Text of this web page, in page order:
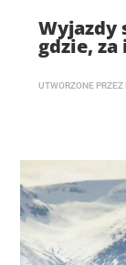
Wyjazdy
gdzie,
UTWORZONE PRZEZ